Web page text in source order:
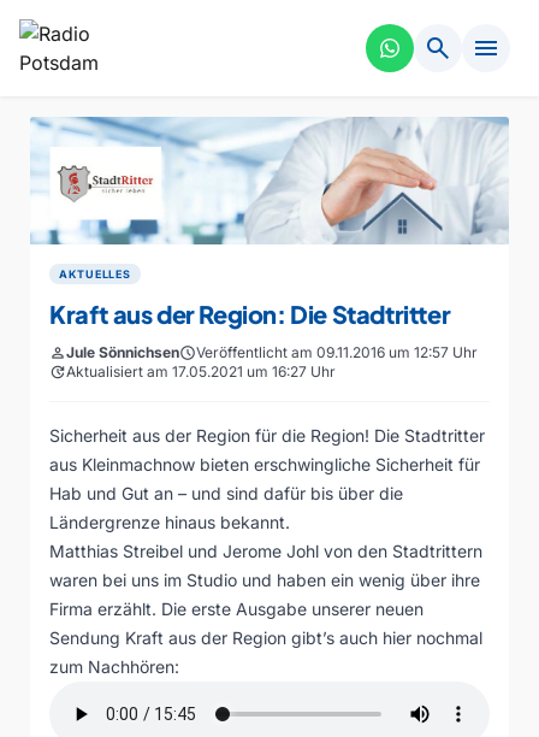
search menu
AKTUELLES
Kraft aus der Region: Die Stadtritter
personJule SönnichsenscheduleVeröffentlicht am 09.11.2016 um 12:57 Uhr
updateAktualisiert am 17.05.2021 um 16:27 Uhr
Sicherheit aus der Region für die Region! Die Stadtritter
aus Kleinmachnow bieten erschwingliche Sicherheit für
Hab und Gut an – und sind dafür bis über die
Ländergrenze hinaus bekannt.
Matthias Streibel und Jerome Johl von den Stadtrittern
waren bei uns im Studio und haben ein wenig über ihre
Firma erzählt. Die erste Ausgabe unserer neuen
Sendung Kraft aus der Region gibt’s auch hier nochmal
zum Nachhören: